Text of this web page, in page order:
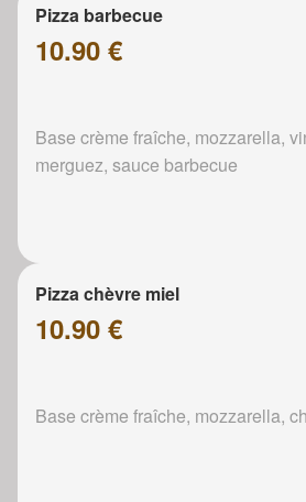
Pizza barbecue
10.90 €
Base crème fraîche, mozzarella,
merguez, sauce barbecue
Pizza chèvre miel
10.90 €
Base crème fraîche, mozzarella,